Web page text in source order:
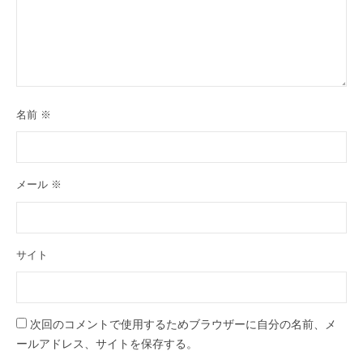
名前 ※
メール ※
サイト
次回のコメントで使用するためブラウザーに自分の名前、メ
ールアドレス、サイトを保存する。